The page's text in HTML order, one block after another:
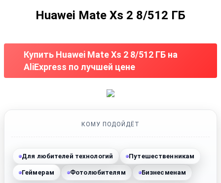
Huawei Mate Xs 2 8/512 ГБ
Купить Huawei Mate Xs 2 8/512 ГБ на
AliExpress по лучшей цене
КОМУ ПОДОЙДЁТ
Для любителей технологий Путешественникам
Геймерам Фотолюбителям Бизнесменам